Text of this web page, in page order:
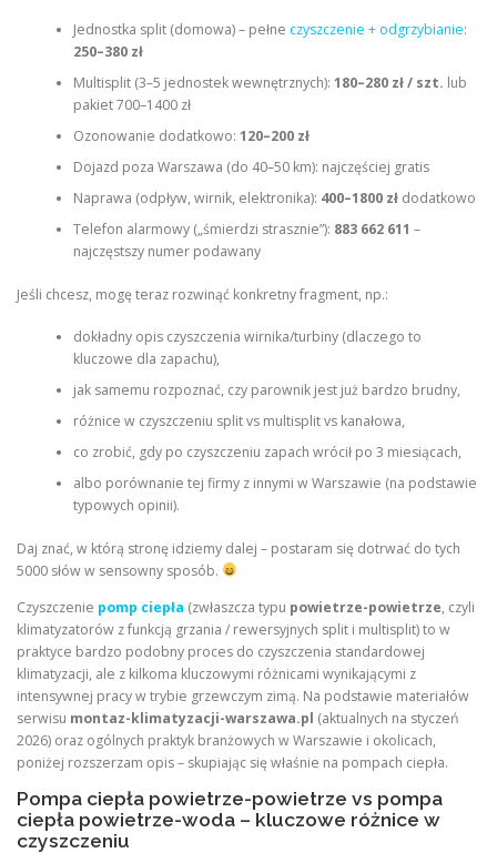
Jednostka split (domowa) – pełne czyszczenie + odgrzybianie:
250–380 zł
Multisplit (3–5 jednostek wewnętrznych): 180–280 zł / szt. lub
pakiet 700–1400 zł
Ozonowanie dodatkowo: 120–200 zł
Dojazd poza Warszawa (do 40–50 km): najczęściej gratis
Naprawa (odpływ, wirnik, elektronika): 400–1800 złdodatkowo
Telefon alarmowy („śmierdzi strasznie”): 883 662 611 –
najczęstszy numer podawany
Jeśli chcesz, mogę teraz rozwinąć konkretny fragment, np.:
dokładny opis czyszczenia wirnika/turbiny (dlaczego to
kluczowe dla zapachu),
jak samemu rozpoznać, czy parownik jest już bardzo brudny,
różnice w czyszczeniu split vs multisplit vs kanałowa,
co zrobić, gdy po czyszczeniu zapach wrócił po 3 miesiącach,
albo porównanie tej firmy z innymi w Warszawie (na podstawie
typowych opinii).
Daj znać, w którą stronę idziemy dalej – postaram się dotrwać do tych
5000 słów w sensowny sposób.
Czyszczenie pomp ciepła (zwłaszcza typu powietrze-powietrze, czyli
klimatyzatorów z funkcją grzania / rewersyjnych split i multisplit) to w
praktyce bardzo podobny proces do czyszczenia standardowej
klimatyzacji, ale z kilkoma kluczowymi różnicami wynikającymi z
intensywnej pracy w trybie grzewczym zimą. Na podstawie materiałów
serwisu montaz-klimatyzacji-warszawa.pl (aktualnych na styczeń
2026) oraz ogólnych praktyk branżowych w Warszawie i okolicach,
poniżej rozszerzam opis – skupiając się właśnie na pompach ciepła.
Pompa ciepła powietrze-powietrze vs pompa
ciepła powietrze-woda – kluczowe różnice w
czyszczeniu